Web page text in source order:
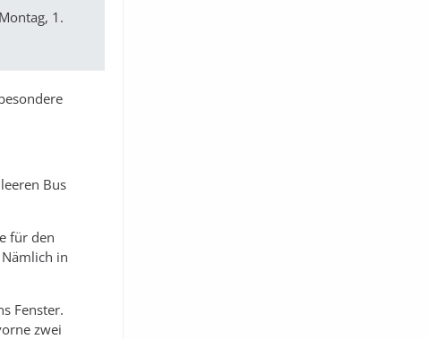
1.
Bus
für den
in
Fenster.
zwei